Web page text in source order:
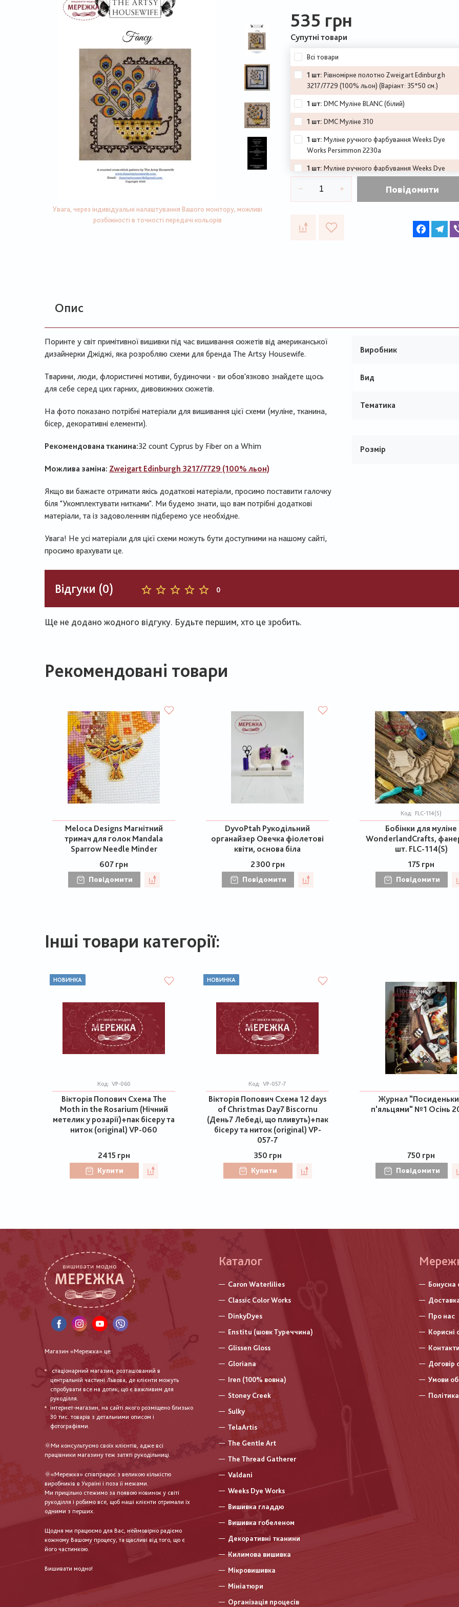
Увага, через індивідуальні налаштування Вашого монітору, можливі
розбіжності в точності передачі кольорів
535 грн
Супутні товари
Всі товари
1 шт: Рівномірне полотно Zweigart Edinburgh
3217/7729 (100% льон) (Варіант: 35*50 см.)
1 шт: DMC Муліне BLANC (білий)
1 шт: DMC Муліне 310
1 шт: Муліне ручного фарбування Weeks Dye
Works Persimmon 2230a
1 шт: Муліне ручного фарбування Weeks Dye
Works Bluecoat Blue 6550
Муліне ручного фарбування Weeks Dye
1 шт:
Муліне ручного фарбування Weeks Dye
1 шт:Муліне ручного фарбування Weeks Dye
Works Lichen 2208
Works Oskar 2197
Works Morris Blue 2109
Повідомити
Опис
Поринте у світ примітивної вишивки під час вишивання сюжетів від американської
дизайнерки Джіджі, яка розробляю схеми для бренда The Artsy Housewife.
Тварини, люди, флористичні мотиви, будиночки - ви обов'язково знайдете щось
для себе серед цих гарних, дивовижних сюжетів.
На фото показано потрібні матеріали для вишивання цієї схеми (муліне, тканина,
бісер, декоративні елементи).
Рекомендована тканина:32 count Cyprus by Fiber on a Whim
Можлива заміна: Zweigart Edinburgh 3217/7729 (100% льон)
Якщо ви бажаєте отримати якісь додаткові матеріали, просимо поставити галочку
біля "Укомплектувати нитками". Ми будемо знати, що вам потрібні додаткові
матеріали, та із задоволенням підберемо усе необхідне.
Увага! Не усі матеріали для цієї схеми можуть бути доступними на нашому сайті,
просимо врахувати це.
Виробник
Вид
Тематика
Розмір
Відгуки (0) 0
Ще не додано жодного відгуку. Будьте першим, хто це зробить.
Рекомендовані товари
Meloca Designs Магнітний
тримач для голок Mandala
Sparrow Needle Minder
607 грн
Повідомити
DyvoPtah Рукодільний
органайзер Овечка фіолетові
квіти, основа біла
2300 грн
Повідомити
Код: FLC-114(S)
Бобінки для муліне
WonderlandCrafts,
шт. FLC-114(S)
175 грн
Повідомити
Інші товари категорії:
НОВИНКА
Код: VP-060
Вікторія Попович Схема The
Moth in the Rosarium (Нічний
метелик у розарії)+пак бісеру та
ниток (original) VP-060
2415 грн
Купити
НОВИНКА
Код: VP-057-7
Вікторія Попович Схема 12 days
of Christmas Day7 Biscornu
(День7 Лебеді, що пливуть)+пак
бісеру та ниток (original) VP-
057-7
350 грн
Купити
Журнал "Посиденьки
п'яльцями" №1 Осінь
750 грн
Повідомити
Магазин «Мережка» це:
стаціонарний магазин, розташований в
центральній частині Львова, де клієнти можуть
спробувати все на дотик, що є важливим для
рукоділля.
інтернет-магазин, на сайті якого розміщено близько
30 тис. товарів з детальними описом і
фотографіями.
🌞Ми консультуємо своїх клієнтів, адже всі
працівники магазину теж затяті рукодільниці.
🌞«Мережка» співпрацює з великою кількістю
виробників в Україні і поза її межами.
Ми прицільно стежимо за появою новинок у світі
рукоділля і робимо все, щоб наші клієнти отримали їх
одними з перших.
Щодня ми працюємо для Вас, неймовірно радіємо
кожному Вашому процесу, та щасливі від того, що є
його частинкою.
Вишивати модно!
Каталог
Caron Waterlilies
Classic Color Works
DinkyDyes
Enstitu (шовк Туреччина)
Glissen Gloss
Gloriana
Iren (100% вовна)
Stoney Creek
Sulky
TelaArtis
The Gentle Art
The Thread Gatherer
Valdani
Weeks Dye Works
Вишивка гладдю
Вишивка гобеленом
Декоративні тканини
Килимова вишивка
Мікровишивка
Мініатюри
Організація процесів
Меню
Бонусна
Про нас
Корисні
Контакти
Договір
Умови